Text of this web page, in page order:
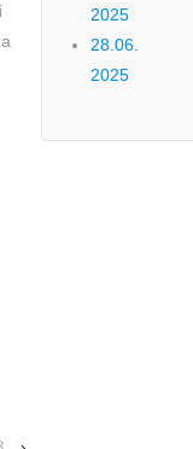
2025
28.06.
2025